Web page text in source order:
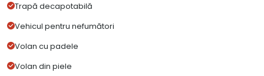
Trapă decapotabilă
Vehicul pentru nefumători
Volan cu padele
Volan din piele